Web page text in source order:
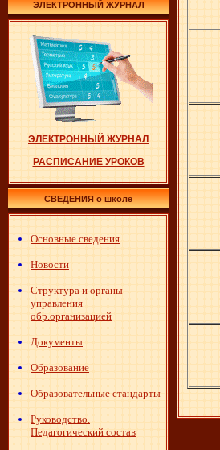
ЭЛЕКТРОННЫЙ ЖУРНАЛ
ЭЛЕКТРОННЫЙ ЖУРНАЛ
РАСПИСАНИЕ УРОКОВ
СВЕДЕНИЯ о школе
Основные сведения
Новости
Структура и органы
управления
обр.организацией
Документы
Образование
Образовательные стандарты
Руководство.
Педагогический состав